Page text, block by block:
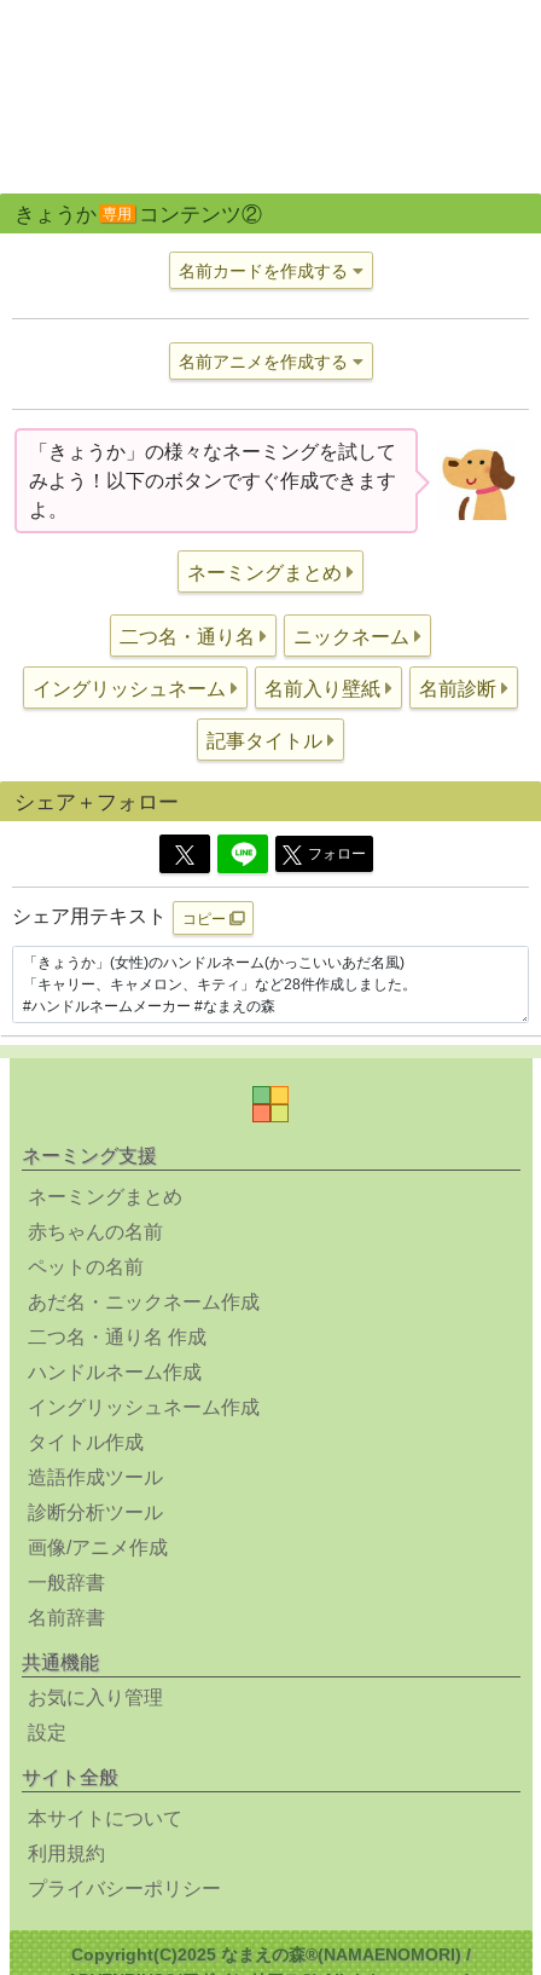
きょうか 専用 コンテンツ②
名前カードを作成する
名前アニメを作成する
「きょうか」の様々なネーミングを試して
みよう！以下のボタンですぐ作成できます
よ。
ネーミングまとめ
二つ名・通り名 ニックネーム
イングリッシュネーム 名前入り壁紙 名前診断
記事タイトル
シェア＋フォロー
フォロー
シェア用テキスト コピー
ネーミング支援
ネーミングまとめ
赤ちゃんの名前
ペットの名前
あだ名・ニックネーム作成
二つ名・通り名 作成
ハンドルネーム作成
イングリッシュネーム作成
タイトル作成
造語作成ツール
診断分析ツール
画像/アニメ作成
一般辞書
名前辞書
共通機能
お気に入り管理
設定
サイト全般
本サイトについて
利用規約
プライバシーポリシー
Copyright(C)2025 なまえの森®(NAMAENOMORI) /